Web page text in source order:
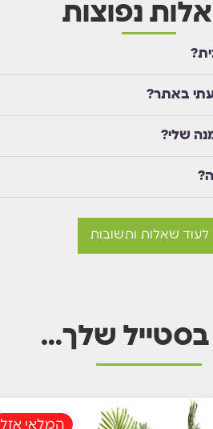
נפוצות
באתר?
שלי?
לעוד שאלות ותשובות
בסטייל שלך…
המלאי אזל